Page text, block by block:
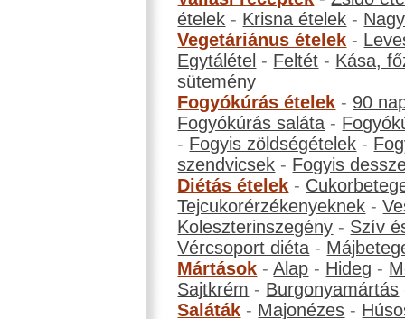
ételek - Krisna ételek -
Vegetáriánus ételek -
Egytálétel - Feltét - Kása,
sütemény
Fogyókúrás ételek - 90
Fogyókúrás saláta -
- Fogyis zöldségételek -
szendvicsek - Fogyis
Diétás ételek -
Tejcukorérzékenyeknek -
Koleszterinszegény - Szív
Vércsoport diéta -
Mártások -Alap - Hideg -
Sajtkrém - Burgonyamártás
Saláták - Majonézes -